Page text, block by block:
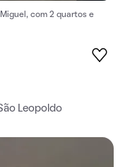
com 2 quartos e
Leopoldo